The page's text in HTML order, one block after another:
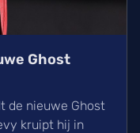
Ghost
de nieuwe Ghost
kruipt hij in